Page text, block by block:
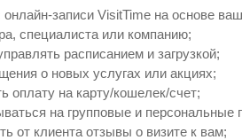
записи VisitTime на основе
специалиста или компанию;
расписанием и загрузкой;
о новых услугах или акциях;
оплату на карту/кошелек/счет;
на групповые и персональные
от клиента отзывы о визите к вам;